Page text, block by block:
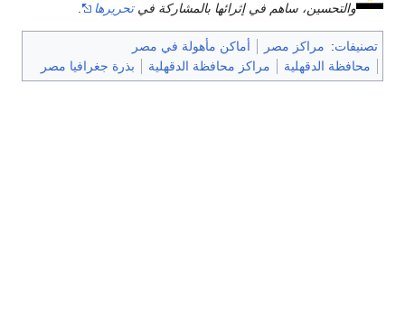
والتحسين، ساهم في إثرائها بالمشاركة فيتحريرها .
تصنيفات: مراكز مصر
أماكن مأهولة في مصر
محافظة الدقهلية
مراكز محافظة الدقهلية بذرة جغرافيا مصر